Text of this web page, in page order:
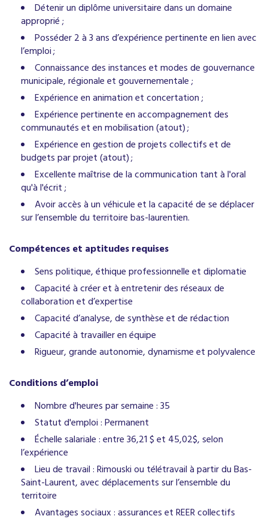
Détenir un diplôme universitaire dans un domaine
approprié ;
Posséder 2 à 3 ans d’expérience pertinente en lien avec
l’emploi ;
Connaissance des instances et modes de gouvernance
municipale, régionale et gouvernementale ;
Expérience en animation et concertation ;
Expérience pertinente en accompagnement des
communautés et en mobilisation (atout) ;
Expérience en gestion de projets collectifs et de
budgets par projet (atout) ;
Excellente maîtrise de la communication tant à l'oral
qu'à l'écrit ;
Avoir accès à un véhicule et la capacité de se déplacer
sur l’ensemble du territoire bas-laurentien.
Compétences et aptitudes requises
Sens politique, éthique professionnelle et diplomatie
Capacité à créer et à entretenir des réseaux de
collaboration et d’expertise
Capacité d’analyse, de synthèse et de rédaction
Capacité à travailler en équipe
Rigueur, grande autonomie, dynamisme et polyvalence
Conditions d’emploi
Nombre d'heures par semaine : 35
Statut d'emploi : Permanent
Échelle salariale : entre 36,21 $ et 45,02$, selon
l’expérience
Lieu de travail : Rimouski ou télétravail à partir du Bas-
Saint-Laurent, avec déplacements sur l’ensemble du
territoire
Avantages sociaux : assurances et REER collectifs